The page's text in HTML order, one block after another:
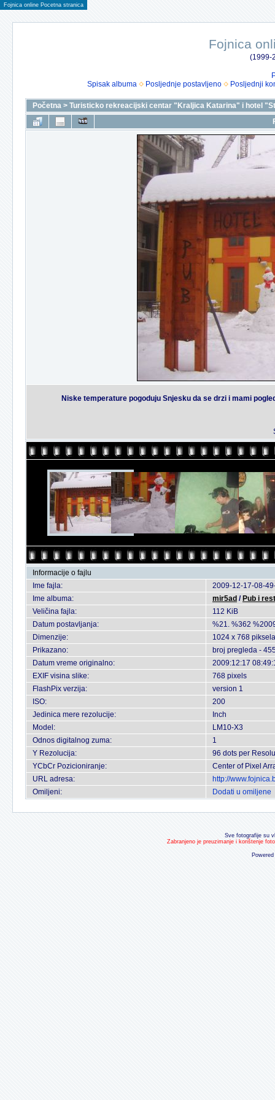
Fojnica online Pocetna stranica
Fojnica
(1999-
Spisak albuma
Posljednje postavljeno Posljednji
Početna > Turisticko rekreacijski centar "Kraljica Katarina" i hotel
Niske temperature pogoduju Snjesku da se drzi i mami
Informacije o fajlu
Ime fajla:
2009-12-17-08-
Ime albuma:
mir5ad / Pub i
Veličina fajla:
112 KiB
Datum postavljanja:
%21. %362
Dimenzije:
1024 x 768 piksela
Prikazano:
broj pregleda -
Datum vreme originalno:
2009:12:17
EXIF visina slike:
768 pixels
FlashPix verzija:
version 1
ISO:
200
Jedinica mere rezolucije:
Inch
Model:
LM10-X3
Odnos digitalnog zuma:
1
Y Rezolucija:
96 dots per
YCbCr Pozicioniranje:
Center of Pixel
URL adresa:
http://
Omiljeni:
Dodati u omiljene
Sve fotografije su
Zabranjeno je preuzimanje i korištenje